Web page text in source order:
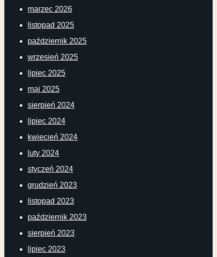
marzec 2026
listopad 2025
październik 2025
wrzesień 2025
lipiec 2025
maj 2025
sierpień 2024
lipiec 2024
kwiecień 2024
luty 2024
styczeń 2024
grudzień 2023
listopad 2023
październik 2023
sierpień 2023
lipiec 2023